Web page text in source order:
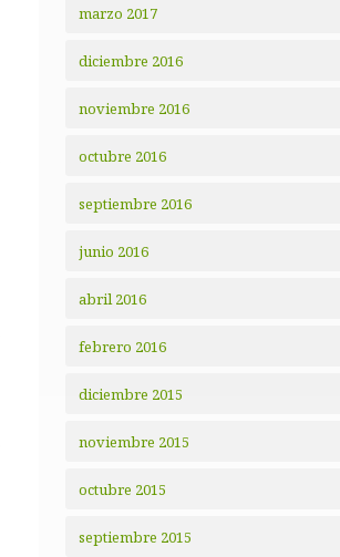
marzo 2017
diciembre 2016
noviembre 2016
octubre 2016
septiembre 2016
junio 2016
abril 2016
febrero 2016
diciembre 2015
noviembre 2015
octubre 2015
septiembre 2015